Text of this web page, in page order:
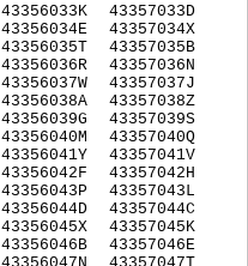
43356033K
43356034E
43356035T
43356036R
43356037W
43356038A
43356039G
43356040M
43356041Y
43356042F
43356043P
43356044D
43356045X
43356046B
43357033D
43357034X
43357035B
43357036N
43357037J
43357038Z
43357039S
43357040Q
43357041V
43357042H
43357043L
43357044C
43357045K
43357046E